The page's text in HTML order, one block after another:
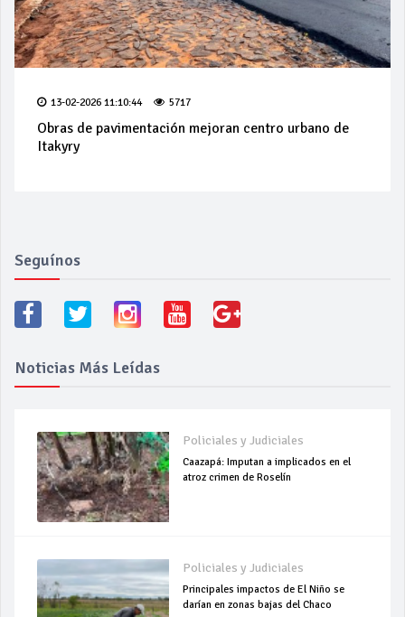
13-02-2026 11:10:44 5717
Obras de pavimentación mejoran centro urbano de
Itakyry
Seguínos
Noticias Más Leídas
Policiales y Judiciales
Caazapá: Imputan a implicados en el
atroz crimen de Roselín
Policiales y Judiciales
Principales impactos de El Niño se
darían en zonas bajas del Chaco